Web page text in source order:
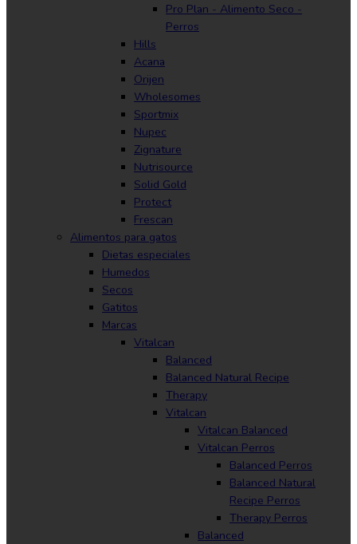
Pro Plan - Alimento Seco -
Perros
Hills
Acana
Orijen
Wholesomes
Sportmix
Nupec
Zignature
Nutrisource
Solid Gold
Protect
Frescan
Alimentos para gatos
Dietas especiales
Humedos
Secos
Gatitos
Marcas
Vitalcan
Balanced
Balanced Natural Recipe
Therapy
Vitalcan
Vitalcan Balanced
Vitalcan Perros
Balanced Perros
Balanced Natural
Recipe Perros
Therapy Perros
Balanced